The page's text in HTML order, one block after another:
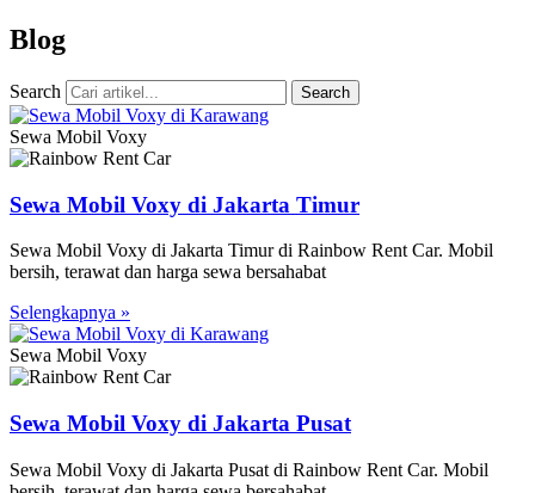
Blog
Search Search
Sewa Mobil Voxy
Sewa Mobil Voxy di Jakarta Timur
Sewa Mobil Voxy di Jakarta Timur di Rainbow Rent Car. Mobil
bersih, terawat dan harga sewa bersahabat
Selengkapnya »
Sewa Mobil Voxy
Sewa Mobil Voxy di Jakarta Pusat
Sewa Mobil Voxy di Jakarta Pusat di Rainbow Rent Car. Mobil